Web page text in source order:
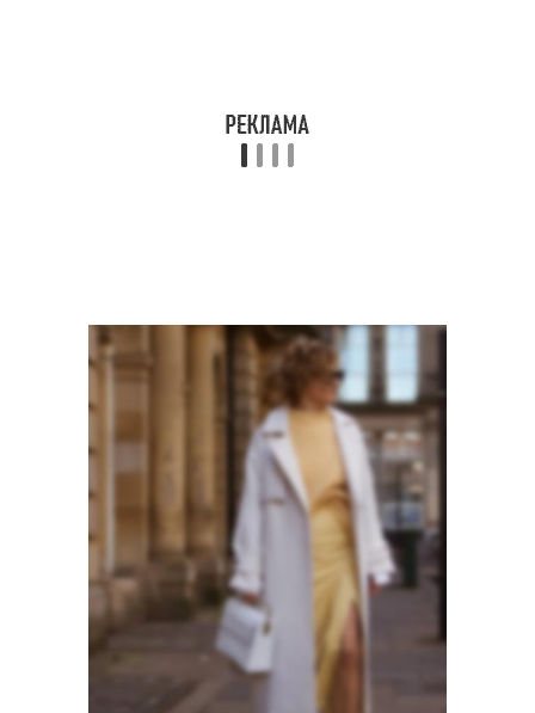
Модный гардероб Гардероб для женщины
Летние женщины Капсульный гардероб
Гардероб на осень Пуховики для женщин